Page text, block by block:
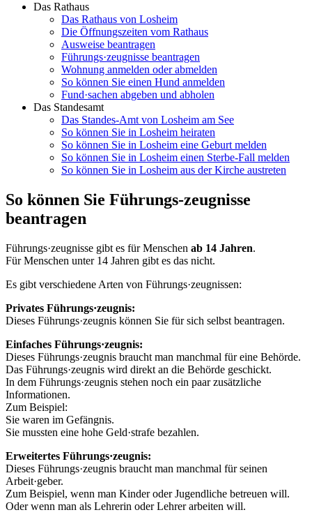
Das Rathaus
Das Rathaus von Losheim
Die Öffnungszeiten vom Rathaus
Ausweise beantragen
Führungs·zeugnisse beantragen
Wohnung anmelden oder abmelden
So können Sie einen Hund anmelden
Fund·sachen abgeben und abholen
Das Standesamt
Das Standes-Amt von Losheim am See
So können Sie in Losheim heiraten
So können Sie in Losheim eine Geburt melden
So können Sie in Losheim einen Sterbe-Fall melden
So können Sie in Losheim aus der Kirche austreten
So können Sie Führungs-zeugnisse
beantragen
Führungs·zeugnisse gibt es für Menschen ab 14 Jahren.
Für Menschen unter 14 Jahren gibt es das nicht.
Es gibt verschiedene Arten von Führungs·zeugnissen:
Privates Führungs·zeugnis:
Dieses Führungs·zeugnis können Sie für sich selbst beantragen.
Einfaches Führungs·zeugnis:
Dieses Führungs·zeugnis braucht man manchmal für eine Behörde.
Das Führungs·zeugnis wird direkt an die Behörde geschickt.
In dem Führungs·zeugnis stehen noch ein paar zusätzliche
Informationen.
Zum Beispiel:
Sie waren im Gefängnis.
Sie mussten eine hohe Geld·strafe bezahlen.
Erweitertes Führungs·zeugnis:
Dieses Führungs·zeugnis braucht man manchmal für seinen
Arbeit·geber.
Zum Beispiel, wenn man Kinder oder Jugendliche betreuen will.
Oder wenn man als Lehrerin oder Lehrer arbeiten will.